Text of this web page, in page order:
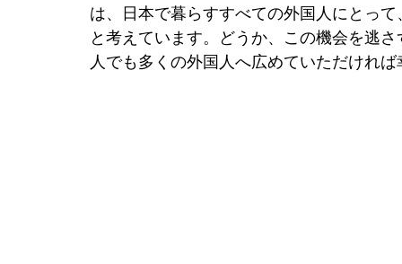
は、日本で暮らすすべての外国人にとっ
と考えています。どうか、この機会を逃
人でも多くの外国人へ広めていただけれ